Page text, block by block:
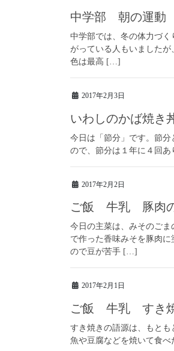
中学部 朝の運動
中学部では、冬の体力づ
がっている人もいました
色は最高 […]
2017年2月3日
いわしのかば焼
今日は「節分」です。節
ので、節分は１年に４回あ
2017年2月2日
ご飯 牛乳 豚肉
今日の主菜は、みそのご
で作った香味みそを豚肉
ので豆が苦手 […]
2017年2月1日
ご飯 牛乳 すき
すき焼きの語源は、もと
魚や豆腐などを焼いて食べ